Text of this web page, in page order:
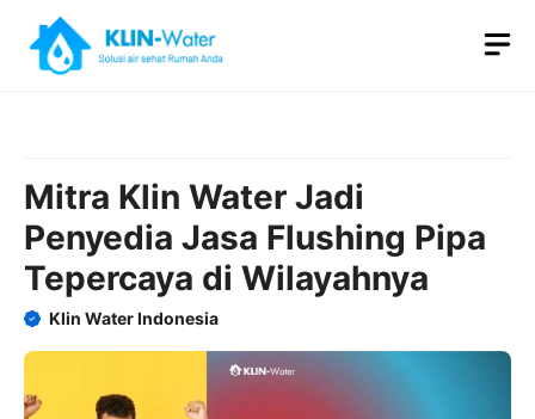
content
Mitra Klin Water Jadi
Penyedia Jasa Flushing Pipa
Tepercaya di Wilayahnya
Klin Water Indonesia